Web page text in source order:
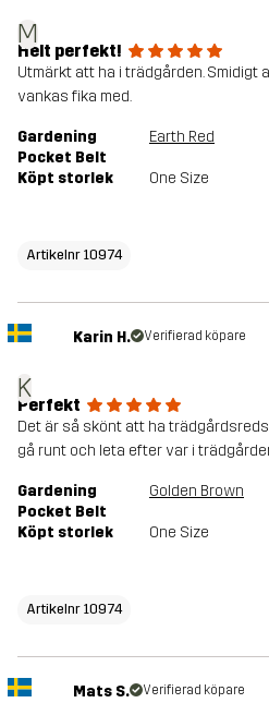
M
Helt perfekt!
Utmärkt att ha i trädgården. Smidigt
vankas fika med.
Gardening
Pocket Belt
Earth Red
Köpt storlek One Size
Artikelnr 10974
K
Karin H. Verifierad köpare
Perfekt
Det är så skönt att ha
gå runt och leta efter var i
Gardening
Pocket Belt
Golden Brown
Köpt storlek One Size
Artikelnr 10974
Mats S. Verifierad köpare